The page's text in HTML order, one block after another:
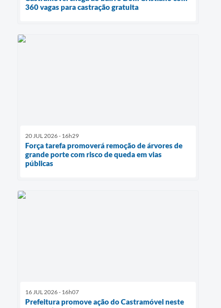
360 vagas para castração gratuita
20 JUL 2026 - 16h29
Força tarefa promoverá remoção de árvores de
grande porte com risco de queda em vias
públicas
16 JUL 2026 - 16h07
Prefeitura promove ação do Castramóvel neste